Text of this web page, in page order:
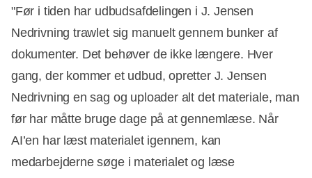
"Før i tiden har udbudsafdelingen i J. Jensen
Nedrivning trawlet sig manuelt gennem bunker af
dokumenter. Det behøver de ikke længere. Hver
gang, der kommer et udbud, opretter J. Jensen
Nedrivning en sag og uploader alt det materiale, man
før har måtte bruge dage på at gennemlæse. Når
AI’en har læst materialet igennem, kan
medarbejderne søge i materialet og læse